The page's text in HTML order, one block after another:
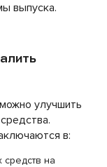
выпуска.
улучшить
в:
на